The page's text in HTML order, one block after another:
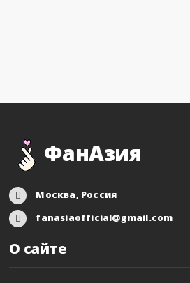
ФанАзия
Москва, Россия
fanasiaofficial@gmail.com
О сайте